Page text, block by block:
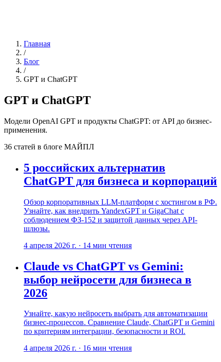
Главная
/
Блог
/
GPT и ChatGPT
GPT и ChatGPT
Модели OpenAI GPT и продукты ChatGPT: от API до бизнес-
применения.
36 статей в блоге МАЙПЛ
5 российских альтернатив
ChatGPT для бизнеса и корпораций
Обзор корпоративных LLM-платформ с хостингом в РФ.
Узнайте, как внедрить YandexGPT и GigaChat с
соблюдением ФЗ-152 и защитой данных через API-
шлюзы.
4 апреля 2026 г. · 14 мин чтения
Claude vs ChatGPT vs Gemini:
выбор нейросети для бизнеса в
2026
Узнайте, какую нейросеть выбрать для автоматизации
бизнес-процессов. Сравнение Claude, ChatGPT и Gemini
по критериям интеграции, безопасности и ROI.
4 апреля 2026 г. · 16 мин чтения